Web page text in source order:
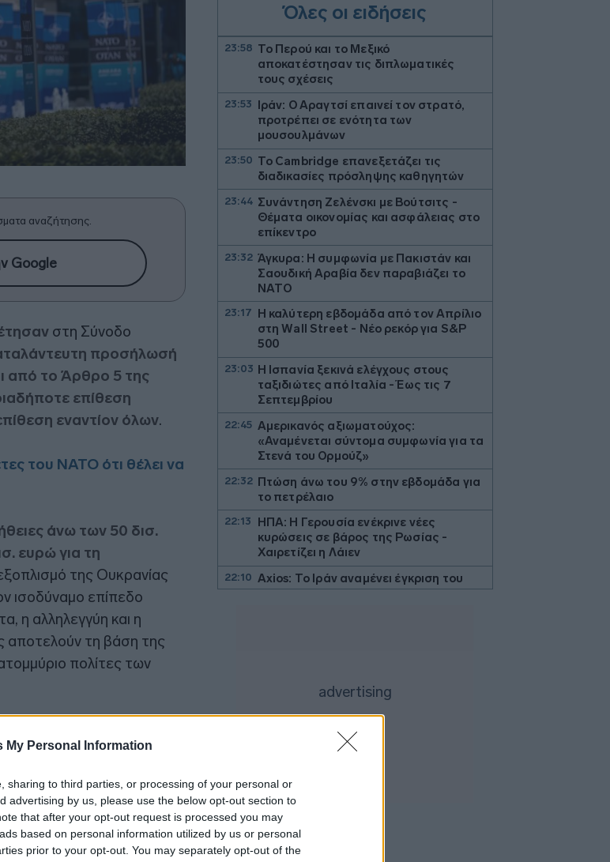
My Personal Information
sharing to third parties, or processing of your personal or
advertising by us, please use the below opt-out section to
that after your opt-out request is processed you may
based on personal information utilized by us or personal
prior to your opt-out. You may separately opt-out of the
αναζήτησης.
Google
στη Σύνοδο
προσήλωσή
από το Άρθρο 5 της
επίθεση
εναντίον όλων.
του ΝΑΤΟ ότι θέλει να
άνω των 50 δισ.
ευρώ για τη
της Ουκρανίας
ισοδύναμο επίπεδο
η αλληλεγγύη και η
αποτελούν τη βάση της
πολίτες των
Όλες οι ειδήσεις
23:58 Το Περού και το Μεξικό
αποκατέστησαν τις διπλωματικές
τους σχέσεις
23:53 Ιράν: Ο Αραγτσί επαινεί τον στρατό,
προτρέπει σε ενότητα των
μουσουλμάνων
23:50 Το Cambridge επανεξετάζει τις
διαδικασίες πρόσληψης καθηγητών
23:44 Συνάντηση Ζελένσκι με Βούτσιτς -
Θέματα οικονομίας και ασφάλειας στο
επίκεντρο
23:32 Άγκυρα: Η συμφωνία με Πακιστάν και
Σαουδική Αραβία δεν παραβιάζει το
ΝΑΤΟ
23:17 Η καλύτερη εβδομάδα από τον Απρίλιο
στη Wall Street - Νέο ρεκόρ για S&P
500
23:03 Η Ισπανία ξεκινά ελέγχους στους
ταξιδιώτες από Ιταλία - Έως τις 7
Σεπτεμβρίου
22:45 Αμερικανός αξιωματούχος:
«Αναμένεται σύντομα συμφωνία για τα
Στενά του Ορμούζ»
22:32 Πτώση άνω του 9% στην εβδομάδα για
το πετρέλαιο
22:13
ΗΠΑ: Η Γερουσία ενέκρινε νέες
κυρώσεις σε βάρος της Ρωσίας -
Χαιρετίζει η Λάιεν
22:10 Axios: Το Ιράν αναμένει έγκριση του
Συμβουλίου Ασφαλείας για τη
21:46 ΔΕΘ - HELEXPO: Αναρτήθηκε ο
διαγωνισμός για την ανάπλαση των
204,6 εκατ. ευρώ
οικονομική ανάλυση με πολιτική
προπαγάνδα»
21:27
Υπ. Παιδείας: 3,35 εκατ. ευρώ στο
Πανεπιστήμιο Κρήτης για το
στεγαστικό επίδομα των φοιτητών